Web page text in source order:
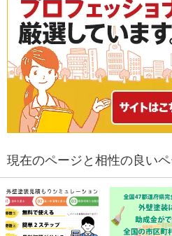
現在のページと相性の良い